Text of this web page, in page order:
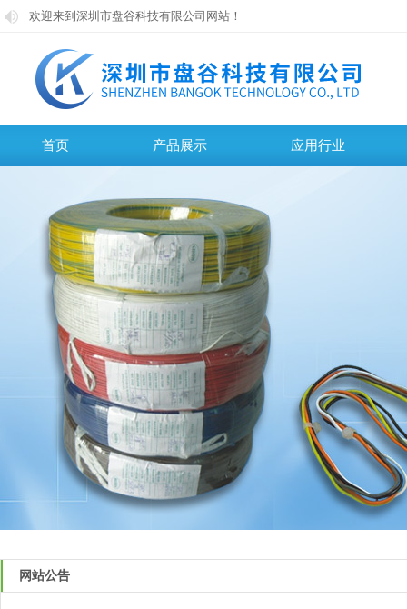
欢迎来到深圳市盘谷科技有限公司网站！
欢迎来到深圳市盘谷科技有限公司网站！
首页 产品展示 应用行业
网站公告